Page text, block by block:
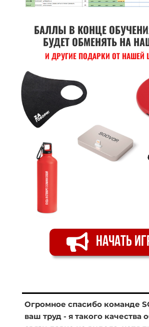
БАЛЛЫ В КОНЦЕ
БУДЕТ ОБМЕНЯТЬ НА
И ДРУГИЕ ПОДАРКИ ОТ
НАЧАТЬ
Огромное спасибо команде
ваш труд - я такого качества